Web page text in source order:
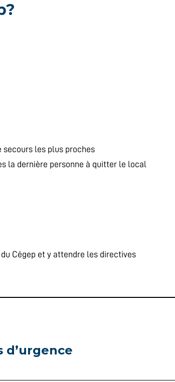
les plus proches
la dernière personne à quitter le local
Cégep et y attendre les directives
d’urgence